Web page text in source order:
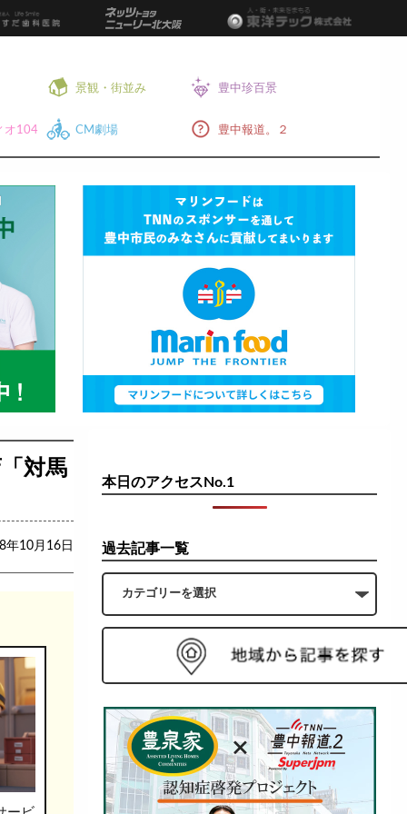
景観・街並み 豊中珍百景
オ104 CM劇場 豊中報道。２
対馬
年10月16日
本日のアクセスNo.1
過去記事一覧